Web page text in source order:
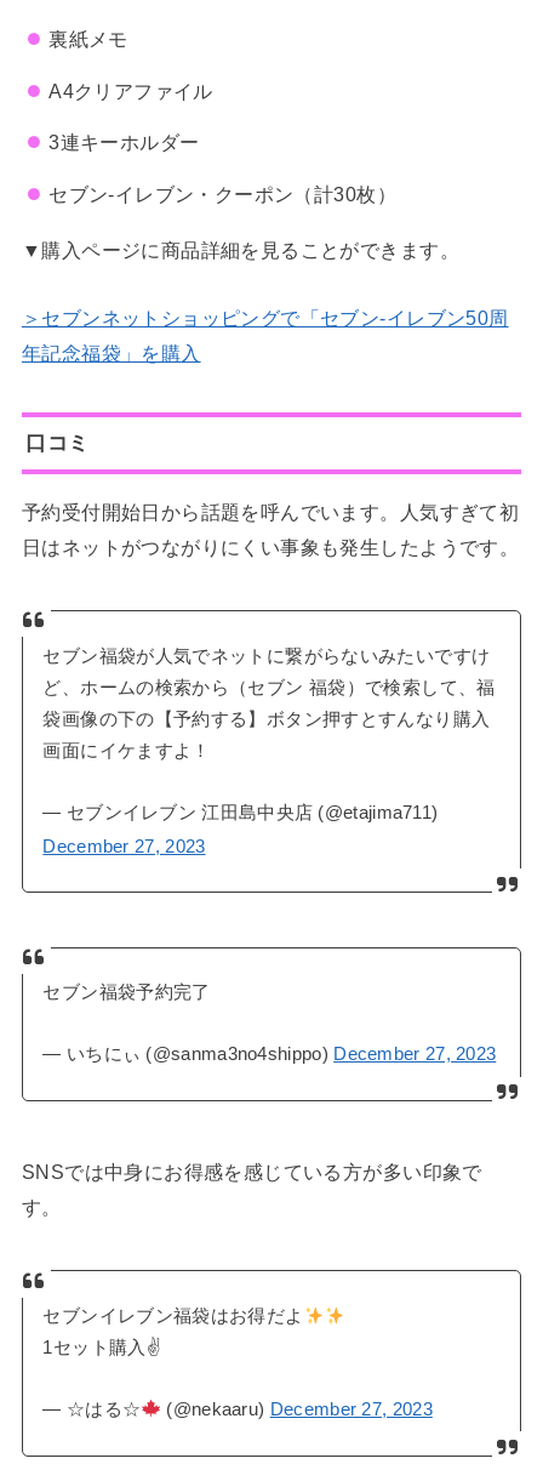
裏紙メモ
A4クリアファイル
3連キーホルダー
セブン‐イレブン・クーポン（計30枚）
▼購入ページに商品詳細を見ることができます。
＞セブンネットショッピングで「セブン‐イレブン50周
年記念福袋」を購入
口コミ
予約受付開始日から話題を呼んでいます。人気すぎて初
日はネットがつながりにくい事象も発生したようです。
セブン福袋が人気でネットに繋がらないみたいですけ
ど、ホームの検索から（セブン 福袋）で検索して、福
袋画像の下の【予約する】ボタン押すとすんなり購入
画面にイケますよ！
— セブンイレブン 江田島中央店 (@etajima711)
December 27, 2023
セブン福袋予約完了
— いちにぃ (@sanma3no4shippo) December 27, 2023
SNSでは中身にお得感を感じている方が多い印象で
す。
セブンイレブン福袋はお得だよ
1セット購入✌️
— ☆はる☆ (@nekaaru) December 27, 2023